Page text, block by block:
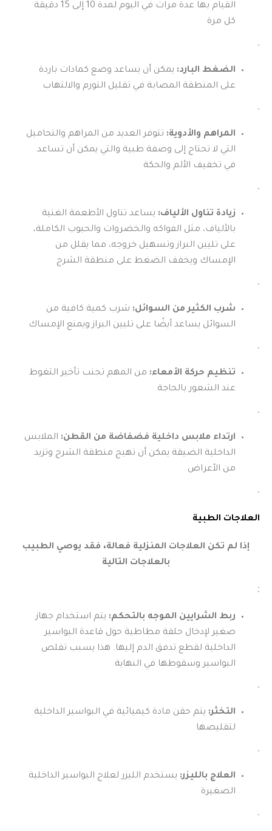
القيام بها عدة مرات في اليوم لمدة 10 إلى 15 دقيقة
كل مرة
.
الضغط البارد: يمكن أن يساعد وضع كمادات باردة
على المنطقة المصابة في تقليل التورم والالتهاب
.
المراهم والأدوية: تتوفر العديد من المراهم والتحاميل
التي لا تحتاج إلى وصفة طبية والتي يمكن أن تساعد
في تخفيف الألم والحكة
.
زيادة تناول الألياف: يساعد تناول الأطعمة الغنية
بالألياف، مثل الفواكه والخضروات والحبوب الكاملة،
على تليين البراز وتسهيل خروجه، مما يقلل من
الإمساك ويخفف الضغط على منطقة الشرج
.
شرب الكثير من السوائل: شرب كمية كافية من
السوائل يساعد أيضًا على تليين البراز ويمنع الإمساك
.
تنظيم حركة الأمعاء: من المهم تجنب تأخير التغوط
عند الشعور بالحاجة
.
ارتداء ملابس داخلية فضفاضة من القطن: الملابس
الداخلية الضيقة يمكن أن تهيج منطقة الشرج وتزيد
من الأعراض
.
العلاجات الطبية
إذا لم تكن العلاجات المنزلية فعالة، فقد يوصي الطبيب
بالعلاجات التالية
:
ربط الشرايين الموجه بالتحكم: يتم استخدام جهاز
صغير لإدخال حلقة مطاطية حول قاعدة البواسير
الداخلية لقطع تدفق الدم إليها. هذا يسبب تقلص
البواسير وسقوطها في النهاية
.
التخثر: يتم حقن مادة كيميائية في البواسير الداخلية
لتقليصها
.
العلاج بالليزر: يستخدم الليزر لعلاج البواسير الداخلية
الصغيرة
.